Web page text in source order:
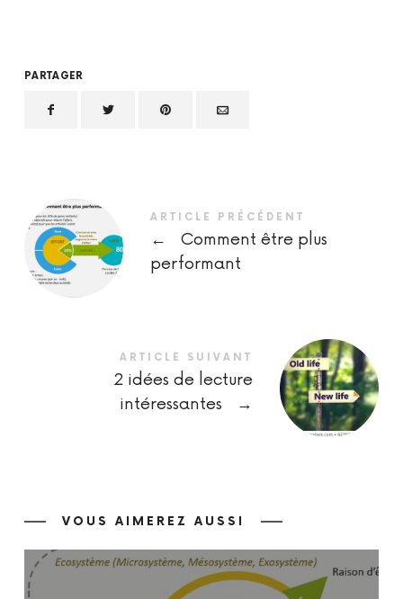
PARTAGER
ARTICLE PRÉCÉDENT
←
Comment être plus
performant
ARTICLE SUIVANT
2 idées de lecture
intéressantes
→
VOUS AIMEREZ AUSSI